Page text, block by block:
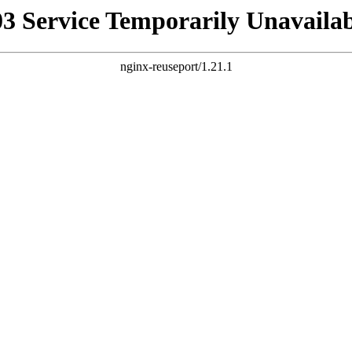
Service Temporarily
nginx-reuseport/1.21.1